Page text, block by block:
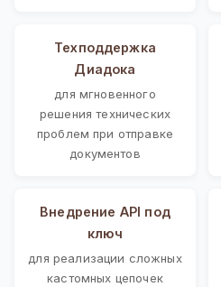
Техподдержка
Диадока
для мгновенного
решения технических
проблем при отправке
документов
Внедрение API под
ключ
для реализации сложных
кастомных цепочек